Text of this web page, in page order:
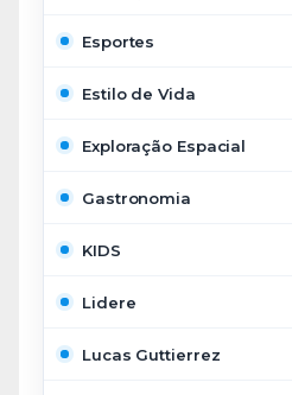
Esportes
Estilo de Vida
Exploração Espacial
Gastronomia
KIDS
Lidere
Lucas Guttierrez